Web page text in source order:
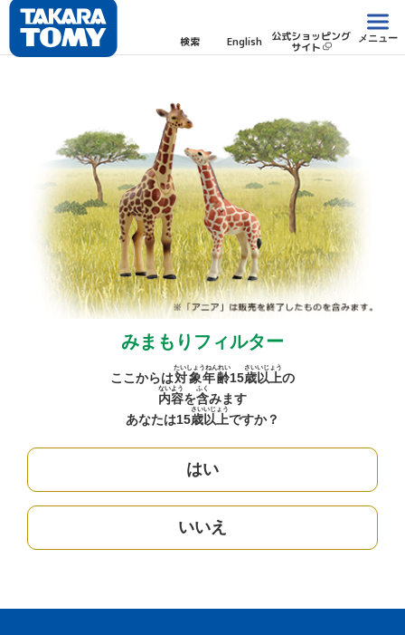
検索 English 公式ショッピング
サイト
メニュー
みまもりフィルター
ここからは対象年齢
たいしょうねんれい
15歳
さい
以上
いじょう
の
内容
ないよう
を含
ふく
みます
あなたは15歳
さい
以上
いじょう
ですか？
はい
いいえ